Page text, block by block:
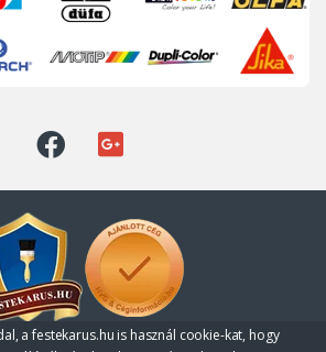
a festekarus.hu is használ cookie-kat, hogy